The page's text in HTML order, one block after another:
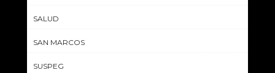
SALUD
SAN MARCOS
SUSPEG